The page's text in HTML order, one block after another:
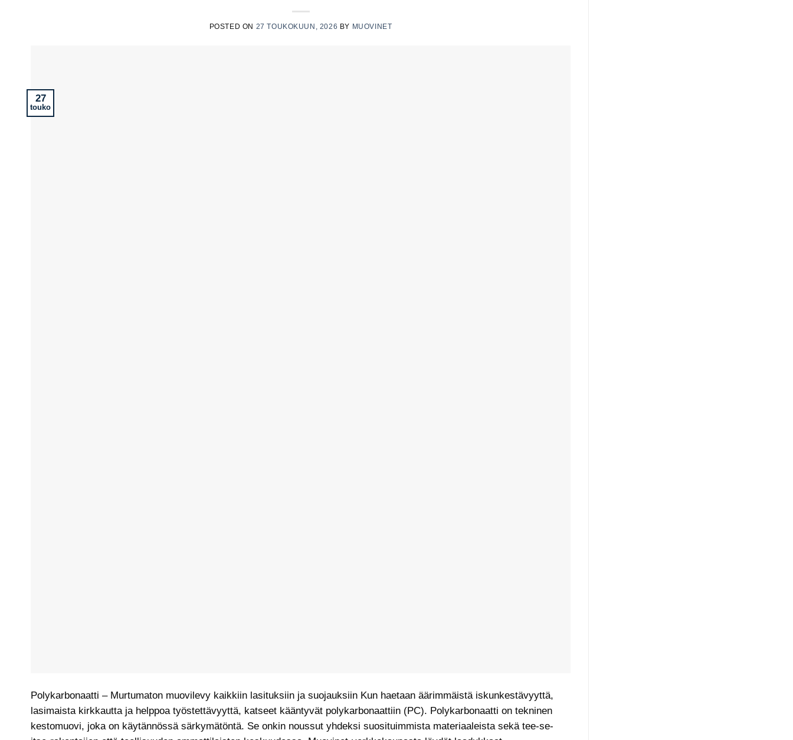
POSTED ON 27 TOUKOKUUN, 2026 BY MUOVINET
27
touko
Polykarbonaatti – Murtumaton muovilevy kaikkiin lasituksiin ja suojauksiin Kun haetaan äärimmäistä iskunkestävyyttä,
lasimaista kirkkautta ja helppoa työstettävyyttä, katseet kääntyvät polykarbonaattiin (PC). Polykarbonaatti on tekninen
kestomuovi, joka on käytännössä särkymätöntä. Se onkin noussut yhdeksi suosituimmista materiaaleista sekä tee-se-